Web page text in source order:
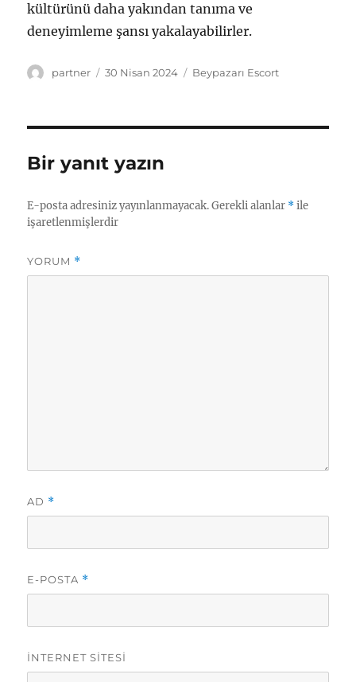
kültürünü daha yakından tanıma ve
deneyimleme şansı yakalayabilirler.
Yazar
partner
Yayın
30 Nisan 2024 Kategoriler
Beypazarı Escort
Bir yanıt yazın
E-posta adresiniz yayınlanmayacak. Gerekli alanlar *ile
işaretlenmişlerdir
YORUM *
AD *
E-POSTA *
İNTERNET SITESI